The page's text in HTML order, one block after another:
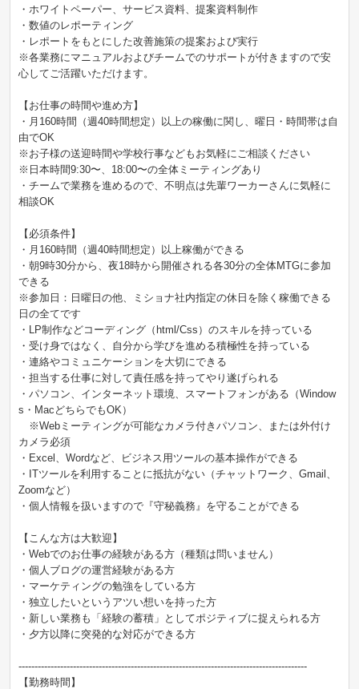
・ホワイトペーパー、サービス資料、提案資料制作
・数値のレポーティング
・レポートをもとにした改善施策の提案および実行
※各業務にマニュアルおよびチームでのサポートが付きますので安
心してご活躍いただけます。
【お仕事の時間や進め方】
・月160時間（週40時間想定）以上の稼働に関し、曜日・時間帯は自
由でOK
※お子様の送迎時間や学校行事などもお気軽にご相談ください
※日本時間9:30〜、18:00〜の全体ミーティングあり
・チームで業務を進めるので、不明点は先輩ワーカーさんに気軽に
相談OK
【必須条件】
・月160時間（週40時間想定）以上稼働ができる
・朝9時30分から、夜18時から開催される各30分の全体MTGに参加
できる
※参加日：日曜日の他、ミショナ社内指定の休日を除く稼働できる
日の全てです
・LP制作などコーディング（html/Css）のスキルを持っている
・受け身ではなく、自分から学びを進める積極性を持っている
・連絡やコミュニケーションを大切にできる
・担当する仕事に対して責任感を持ってやり遂げられる
・パソコン、インターネット環境、スマートフォンがある（Window
s・MacどちらでもOK）
※Webミーティングが可能なカメラ付きパソコン、または外付け
カメラ必須
・Excel、Wordなど、ビジネス用ツールの基本操作ができる
・ITツールを利用することに抵抗がない（チャットワーク、Gmail、
Zoomなど）
・個人情報を扱いますので『守秘義務』を守ることができる
【こんな方は大歓迎】
・Webでのお仕事の経験がある方（種類は問いません）
・個人ブログの運営経験がある方
・マーケティングの勉強をしている方
・独立したいというアツい想いを持った方
・新しい業務も「経験の蓄積」としてポジティブに捉えられる方
・夕方以降に突発的な対応ができる方
------------------------------------------------------------------------------------------
【勤務時間】